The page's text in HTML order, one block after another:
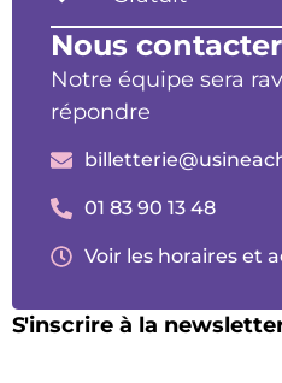
Nous contacter
Notre équipe sera
répondre
01 83 90 13 48
Voir les horaires et
S'inscrire à la